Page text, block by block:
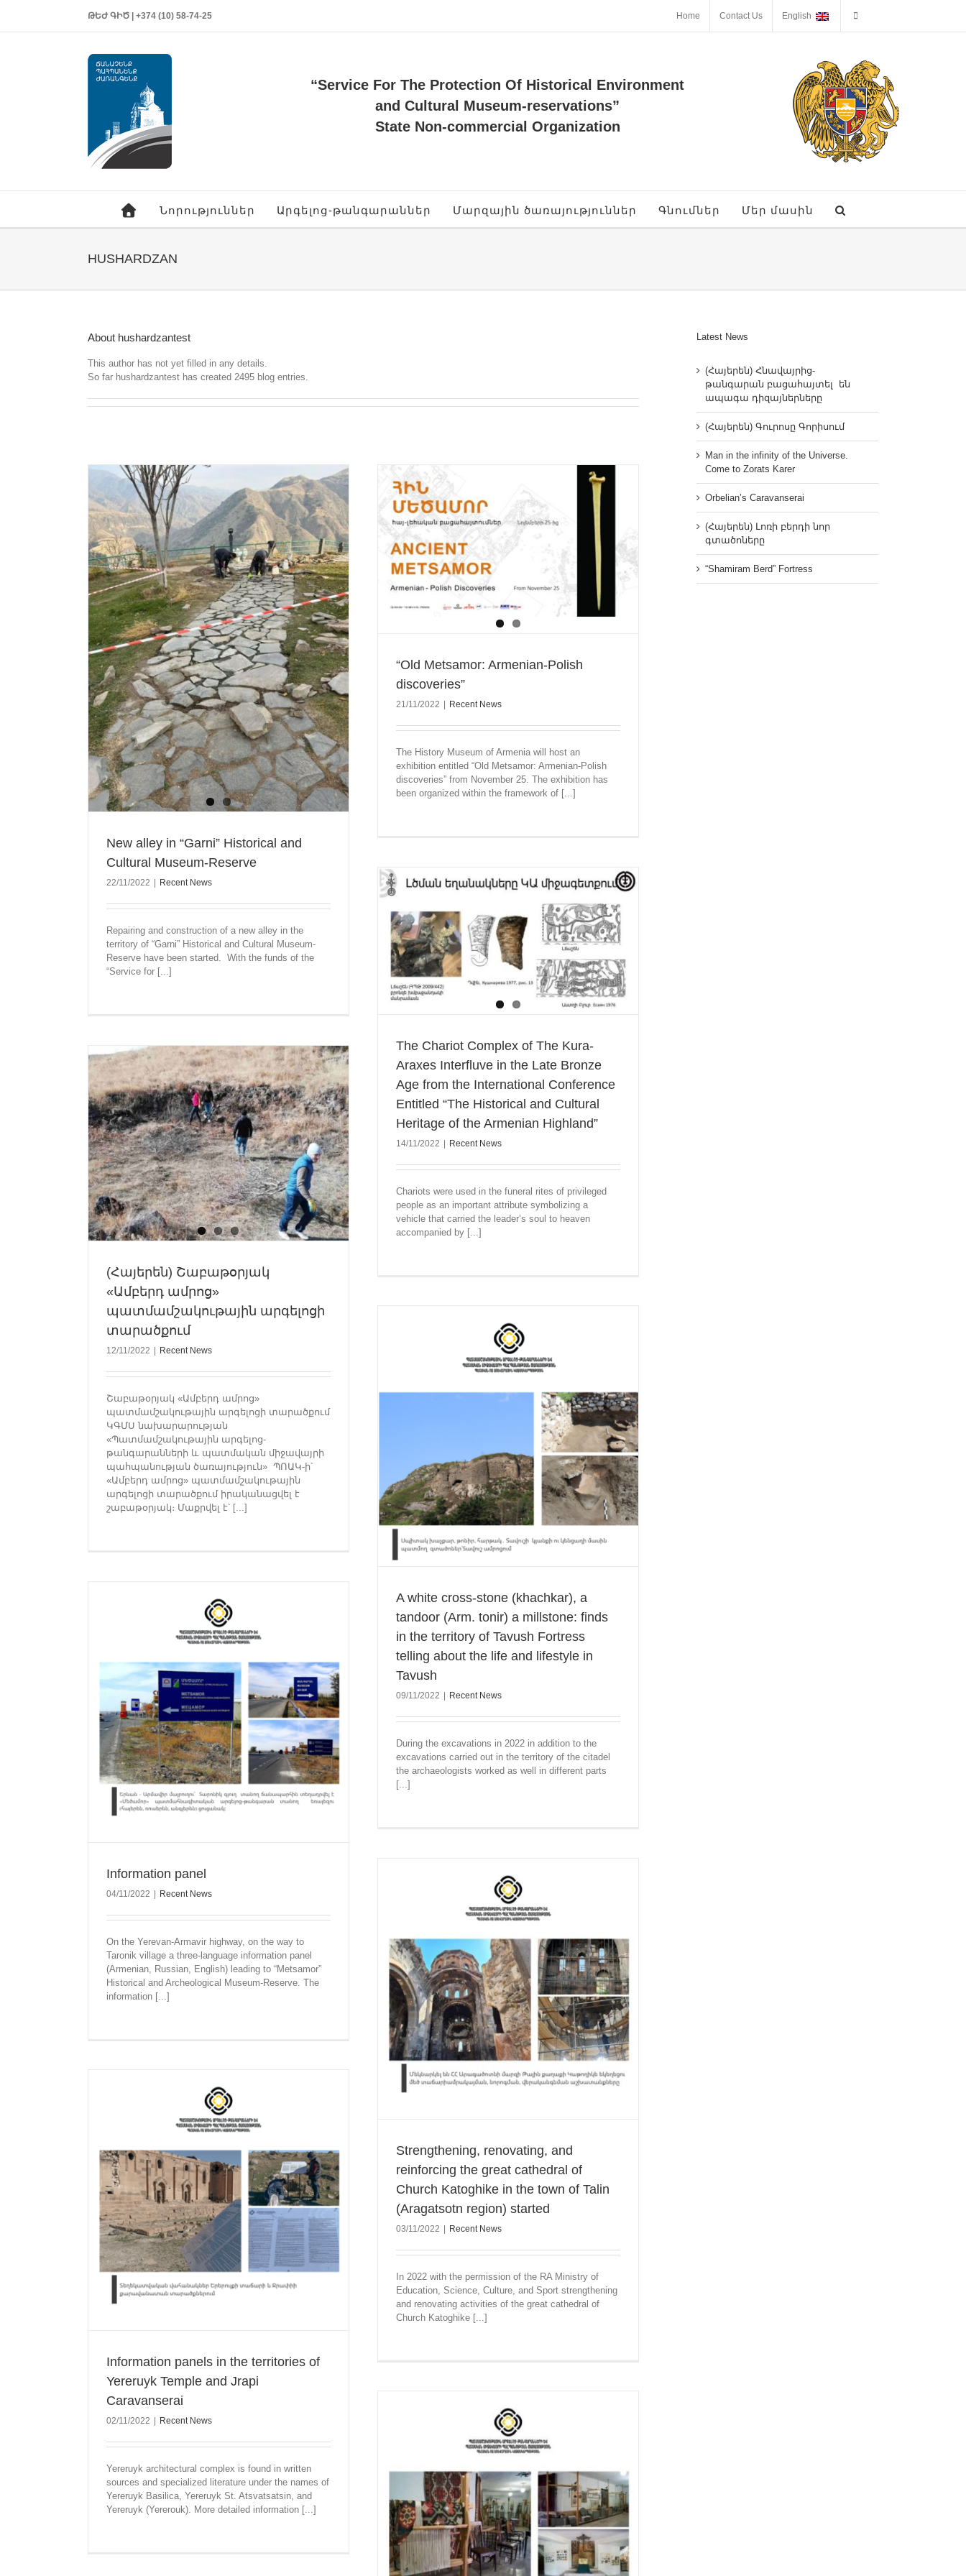
ԹԵԺ ԳԻԾ | +374 (10) 58-74-25 Home Contact Us English
“Service For The Protection Of Historical Environment
and Cultural Museum-reservations”
State Non-commercial Organization
Նորություններ Արգելոց-թանգարաններ Մարզային ծառայություններ Գնումներ Մեր մասին
HUSHARDZAN
About hushardzantest
This author has not yet filled in any details.
So far hushardzantest has created 2495 blog entries.
New alley in “Garni” Historical and
Cultural Museum-Reserve
22/11/2022 | Recent News
Repairing and construction of a new alley in the
territory of “Garni” Historical and Cultural Museum-
Reserve have been started. With the funds of the
“Service for [...]
“Old Metsamor: Armenian-Polish discoveries”
Recent News
“Old Metsamor: Armenian-Polish
discoveries”
21/11/2022 Recent News
The History Museum of Armenia will host an
exhibition entitled “Old Metsamor: Armenian-Polish
discoveries” from November 25. The exhibition has
been organized within the framework of [...]
The Chariot Complex of The Kura-Araxes Interfluve
in the Late Bronze Age from the International
Conference Entitled “The Historical and Cultural
The Chariot Complex of The Kura-
Araxes Interfluve in the Late Bronze
Age from the International Conference
Entitled “The Historical and Cultural
Heritage of the Armenian Highland”
14/11/2022 | Recent News
Chariots were used in the funeral rites of privileged
people as an important attribute symbolizing a
vehicle that carried the leader’s soul to heaven
accompanied by [...]
(Հայերեն) Շաբաթօրյակ
«Ամբերդ ամրոց»
պատմամշակութային արգելոցի
տարածքում
12/11/2022 Recent News
Շաբաթօրյակ «Ամբերդ ամրոց»
պատմամշակութային արգելոցի տարածքում
ԿԳՄՍ նախարարության
«Պատմամշակութային արգելոց-
թանգարանների և պատմական միջավայրի
պահպանության ծառայություն» ՊՈԱԿ-ի՝
«Ամբերդ ամրոց» պատմամշակութային
արգելոցի տարածքում իրականացվել է
շաբաթօրյակ։ Մաքրվել է՝ [...]
A white cross-stone (khachkar), a tandoor (Arm.
tonir) a millstone: finds in the territory of Tavush
Fortress telling about the life and lifestyle in Tavush
Recent News
A white cross-stone (khachkar), a
tandoor (Arm. tonir) a millstone: finds
in the territory of Tavush Fortress
telling about the life and lifestyle in
Tavush
09/11/2022 | Recent News
During the excavations in 2022 in addition to the
excavations carried out in the territory of the citadel
the archaeologists worked as well in different parts
[...]
Information panel
04/11/2022 | Recent News
On the Yerevan-Armavir highway, on the way to
Taronik village a three-language information panel
(Armenian, Russian, English) leading to “Metsamor”
Historical and Archeological Museum-Reserve. The
information [...]
Strengthening, renovating, and reinforcing the great
cathedral of Church Katoghike in the town of Talin
Strengthening, renovating, and
reinforcing the great cathedral of
Church Katoghike in the town of Talin
(Aragatsotn region) started
03/11/2022 | Recent News
In 2022 with the permission of the RA Ministry of
Education, Science, Culture, and Sport strengthening
and renovating activities of the great cathedral of
Church Katoghike [...]
Information panels in the territories of
Yereruyk Temple and Jrapi
Caravanserai
02/11/2022 | Recent News
Yereruyk architectural complex is found in written
sources and specialized literature under the names of
Yereruyk Basilica, Yereruyk St. Atsvatsatsin, and
Yereruyk (Yererouk). More detailed information [...]
Latest News
(Հայերեն) Հնավայրից-
թանգարան բացահայտել են
ապագա դիզայներները
(Հայերեն) Գուրոսը Գորիսում
Man in the infinity of the Universe.
Come to Zorats Karer
Orbelian’s Caravanserai
(Հայերեն) Լոռի բերդի նոր
գտածոները
“Shamiram Berd” Fortress